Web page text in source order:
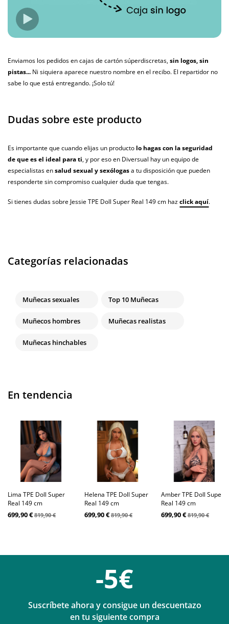
Enviamos los pedidos en cajas de cartón súperdiscretas,sin logos, sin
pistas... Ni siquiera aparece nuestro nombre en el recibo. El repartidor no
sabe lo que está entregando. ¡Solo tú!
Dudas sobre este producto
Es importante que cuando elijas un producto lo hagas con la seguridad
de que es el ideal para ti, y por eso en Diversual hay un equipo de
especialistas ensalud sexual y sexólogasa tu disposición que pueden
responderte sin compromiso cualquier duda que tengas.
Si tienes dudas sobre Jessie TPE Doll Super Real 149 cm hazclick aquí.
Categorías relacionadas
Muñecas sexuales Top 10 Muñecas
Muñecos hombres Muñecas realistas
Muñecas hinchables
En tendencia
Lima TPE Doll Super
Real 149 cm
699,90 €819,90 €
Helena TPE Doll Super
Real 149 cm
699,90 €819,90 €
Amber TPE Doll Super
Real 149 cm
699,90 €819,90 €
-5€
Suscríbete ahora y consigue un descuentazo
en tu siguiente compra